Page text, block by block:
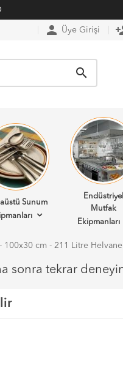
person Üye Girişi
search
Sunum
Endüstriyel
Mutfak
Ekipmanları
100x30 cm - 211 Litre
sonra tekrar